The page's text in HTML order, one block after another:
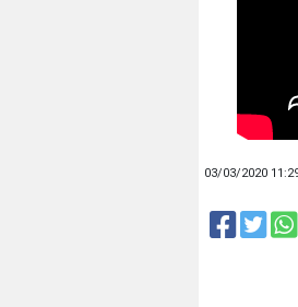
03/03/2020